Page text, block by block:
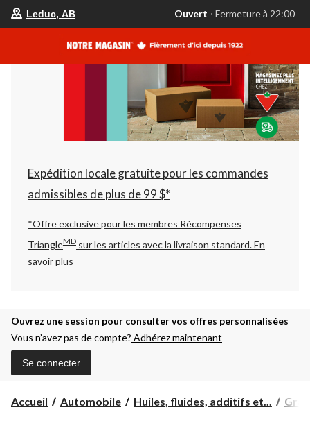
votre
est
AB,
Ouvert,
Fermeture
à
22:00
changer
Leduc, AB Ouvert ⋅ Fermeture à 22:00
Expédition locale gratuite pour les commandes
admissibles de plus de 99 $*
*Offre exclusive pour les membres Récompenses
TriangleMD sur les articles avec la livraison standard.En
savoir plus
Ouvrez une session pour consulter vos offres personnalisées
Vous n’avez pas de compte? Adhérez maintenant
Se connecter
Accueil Automobile Huiles, fluides, additifs et...